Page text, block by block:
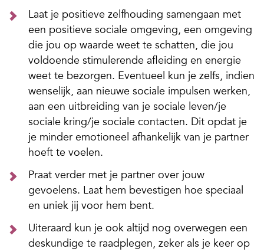
Laat je positieve zelfhouding samengaan met
een positieve sociale omgeving, een omgeving
die jou op waarde weet te schatten, die jou
voldoende stimulerende afleiding en energie
weet te bezorgen. Eventueel kun je zelfs, indien
wenselijk, aan nieuwe sociale impulsen werken,
aan een uitbreiding van je sociale leven/je
sociale kring/je sociale contacten. Dit opdat je
je minder emotioneel afhankelijk van je partner
hoeft te voelen.
Praat verder met je partner over jouw
gevoelens. Laat hem bevestigen hoe speciaal
en uniek jij voor hem bent.
Uiteraard kun je ook altijd nog overwegen een
deskundige te raadplegen, zeker als je keer op